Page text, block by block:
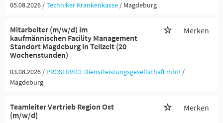
05.08.2026 /Techniker Krankenkasse / Magdeburg
Mitarbeiter (m/w/d) im
kaufmännischen Facility Management
Standort Magdeburg in Teilzeit (20
Wochenstunden)
Merken
03.08.2026 / PROSERVICE Dienstleistungsgesellschaft mbH /
Magdeburg
Teamleiter Vertrieb Region Ost
(m/w/d)
Merken